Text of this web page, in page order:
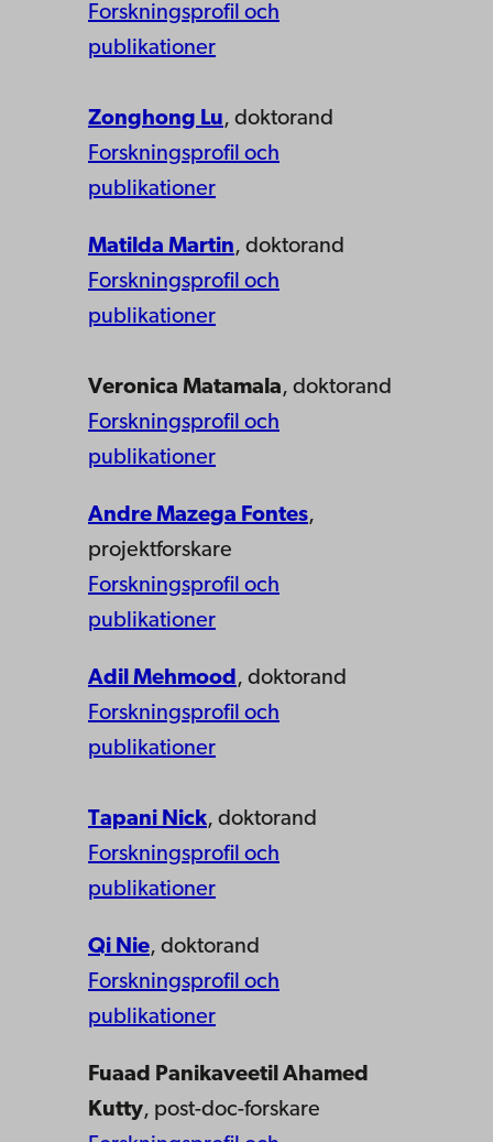
Forskningsprofil och
publikationer
Zonghong Lu, doktorand
Forskningsprofil och
publikationer
Matilda Martin, doktorand
Forskningsprofil och
publikationer
Veronica Matamala, doktorand
Forskningsprofil och
publikationer
Andre Mazega Fontes,
projektforskare
Forskningsprofil och
publikationer
Adil Mehmood , doktorand
Forskningsprofil och
publikationer
Tapani Nick, doktorand
Forskningsprofil och
publikationer
Qi Nie, doktorand
Forskningsprofil och
publikationer
Fuaad Panikaveetil Ahamed
Kutty, post-doc-forskare